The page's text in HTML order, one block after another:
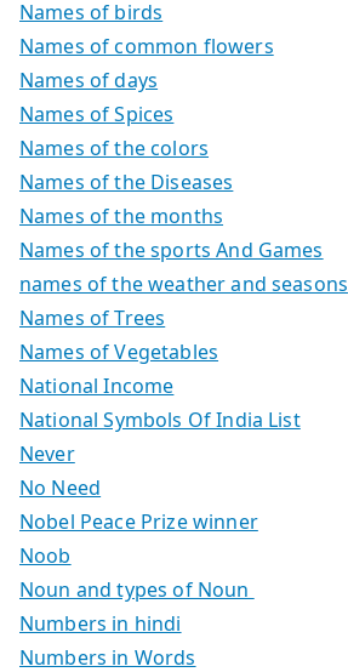
Names of birds
Names of common flowers
Names of days
Names of Spices
Names of the colors
Names of the Diseases
Names of the months
Names of the sports And Games
names of the weather and seasons
Names of Trees
Names of Vegetables
National Income
National Symbols Of India List
Never
No Need
Nobel Peace Prize winner
Noob
Noun and types of Noun
Numbers in hindi
Numbers in Words